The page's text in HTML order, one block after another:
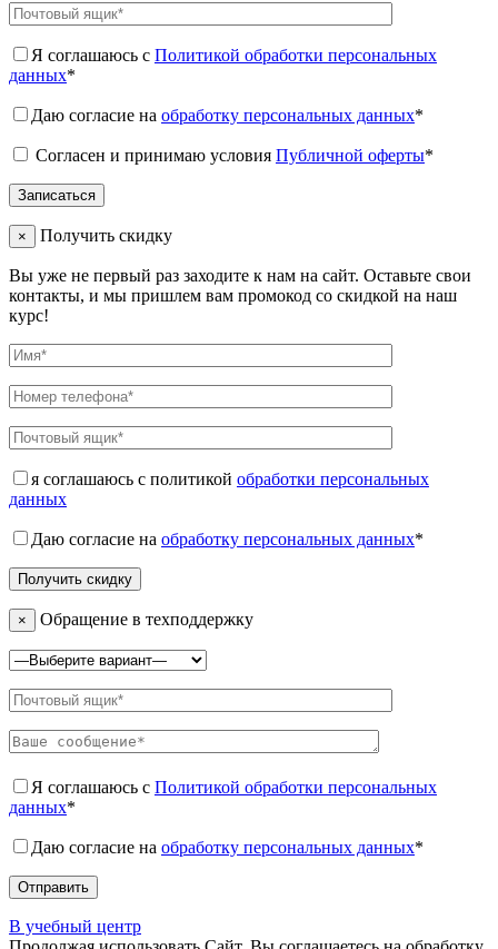
Я соглашаюсь с Политикой обработки персональных
данных*
Даю согласие на обработку персональных данных*
Согласен и принимаю условия Публичной оферты*
× Получить скидку
Вы уже не первый раз заходите к нам на сайт. Оставьте свои
контакты, и мы пришлем вам промокод со скидкой на наш
курс!
я соглашаюсь с политикой обработки персональных
данных
Даю согласие на обработку персональных данных*
× Обращение в техподдержку
Я соглашаюсь с Политикой обработки персональных
данных*
Даю согласие на обработку персональных данных*
В учебный центр